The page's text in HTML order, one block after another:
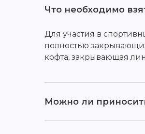
Что необходимо
Для участия в
полностью
кофта, закрывающая
Можно ли